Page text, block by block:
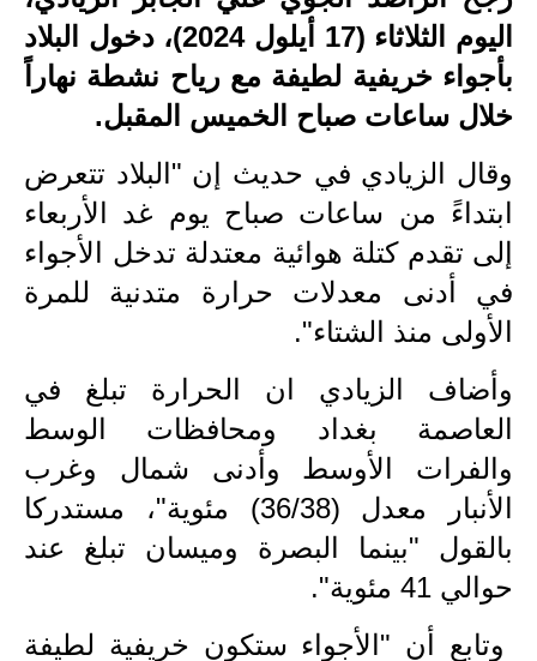
الاخبار الاقتصادية
الاخبار الرياضية
المدارس
اخبار وقرارات وزارة التربية
نتائج الامتحانات
المرحلة الابتدائية
المرحلة المتوسطة
المرحلة الاعدادية
اسئلة وزارية
المرحلة الابتدائية
المرحلة الاعدادية
اليوم الثلاثاء (17 أيلول 2024)، دخول البلاد
بأجواء خريفية لطيفة مع رياح نشطة نهاراً
خلال ساعات صباح الخميس المقبل.
وقال الزيادي في حديث إن "البلاد تتعرض
ابتداءً من ساعات صباح يوم غد الأربعاء
إلى تقدم كتلة هوائية معتدلة تدخل الأجواء
في أدنى معدلات حرارة متدنية للمرة
الأولى منذ الشتاء".
وأضاف الزيادي ان الحرارة تبلغ في
العاصمة بغداد ومحافظات الوسط
والفرات الأوسط وأدنى شمال وغرب
الأنبار معدل (36/38) مئوية"، مستدركا
بالقول "بينما البصرة وميسان تبلغ عند
حوالي 41 مئوية".
وتابع أن "الأجواء ستكون خريفية لطيفة